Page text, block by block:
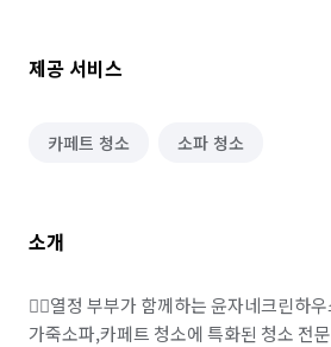
제공 서비스
카페트 청소 소파 청소
소개
❤️‍🔥열정 부부가 함께하는 윤자네크린하
가죽소파,카페트 청소에 특화된 청소 전